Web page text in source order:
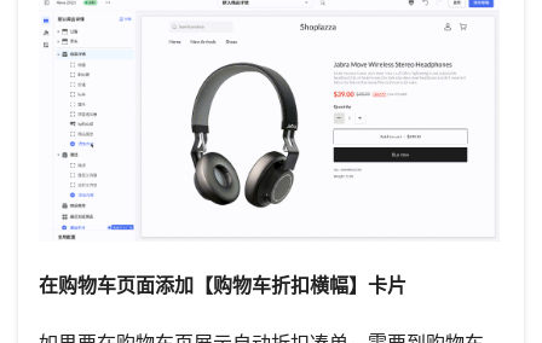
在购物车页面添加【购物车折扣横幅】卡片